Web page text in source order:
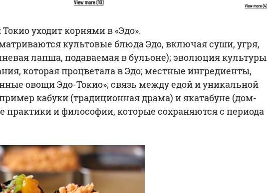
уходит корнями в «Эдо».
культовые блюда Эдо, включая суши, угря,
лапша, подаваемая в бульоне); эволюция культуры
которая процветала в Эдо; местные ингредиенты,
овощи Эдо-Токио»; связь между едой и уникальной
кабуки (традиционная драма) и якатабуне (дом-
практики и философии, которые сохраняются с периода